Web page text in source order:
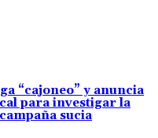
“cajoneo” y anuncia
para investigar la
sucia